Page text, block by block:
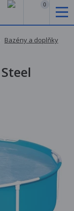
0
Bazény a doplňky